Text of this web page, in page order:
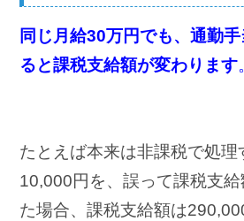
同じ月給30万円でも、通勤
ると課税支給額が変わります
たとえば本来は非課税で処理
10,000円を、誤って課税支
た場合、課税支給額は